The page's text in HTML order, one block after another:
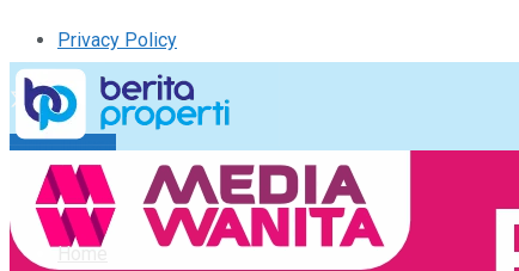
Privacy Policy
Kirim Tulisan
Tulisan Saya
Logout
Home